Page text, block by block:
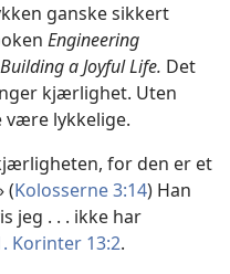
ganske sikkert
Engineering
a Joyful Life. Det
kjærlighet. Uten
lykkelige.
for den er et
(Kolosserne 3:14) Han
jeg . . . ikke har
Korinter 13:2.